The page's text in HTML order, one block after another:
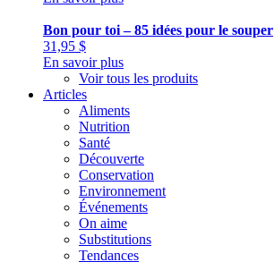
Bon pour toi – 85 idées pour le souper
31,95 $
En savoir plus
Voir tous les produits
Articles
Aliments
Nutrition
Santé
Découverte
Conservation
Environnement
Événements
On aime
Substitutions
Tendances